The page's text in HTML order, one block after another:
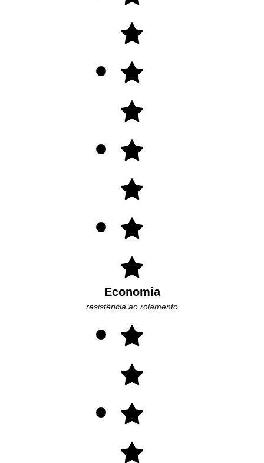
Economia
resistência ao rolamento